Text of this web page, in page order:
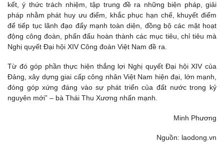
kết, ý thức trách nhiệm, tập trung đề ra những biện pháp, giải
pháp nhằm phát huy ưu điểm, khắc phục hạn chế, khuyết điểm
để tiếp tục lãnh đạo đẩy mạnh toàn diện, đồng bộ các mặt hoạt
động công đoàn, phấn đấu hoàn thành các mục tiêu, chỉ tiêu mà
Nghị quyết Đại hội XIV Công đoàn Việt Nam đề ra.
Từ đó góp phần thực hiện thắng lợi Nghị quyết Đại hội XIV của
Đảng, xây dựng giai cấp công nhân Việt Nam hiện đại, lớn mạnh,
đóng góp xứng đáng vào sự phát triển của đất nước trong kỷ
nguyên mới” – bà Thái Thu Xương nhấn mạnh.
Minh Phương
Nguồn: laodong.vn